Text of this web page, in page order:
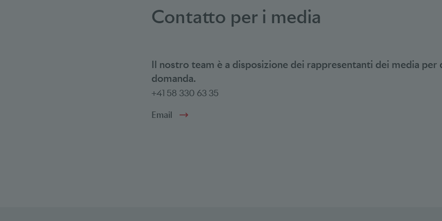
Contatto per i media
Il nostro team è a disposizione dei rappresentanti dei media per
domanda.
+41 58 330 63 35
Email